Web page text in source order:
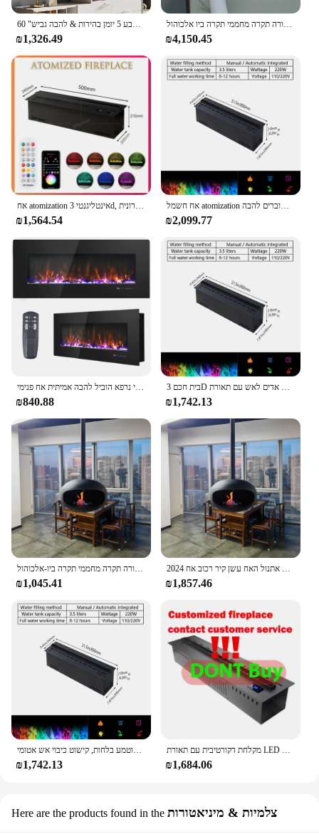
60 "קיר הר חשמל, נירוסטה קיר תלוי אח עם שלט, 6 צבע 5 יומן בהירות & להבה גביש
₪1,326.49
מודרני חימום קישוט אש אמיתי אח תלייה מקורה תקרה מחממי תקרה ביו אלכוהול
₪4,150.45
אח atomization אינטליגנטי 3d, קישוט הבית תנור מותקן קיר, אדים אלקטרוני אדים אלקטרונית
₪1,564.54
אח חשמל atomization קמין 3 מים מים שוברים להבה atomization אש דם משתמש רק במים נקיים, כך שאין סיכון לאש. בהשוואה לאש עץ מסורתי וגז, הלהבות יכולות לגעת ולא להציג סכנה לילדים או חיות מחמד.ריאליסטית, עם מים ושליטה מרחוק
₪2,099.77
חלומית 42 אינץ 'קיר אבן רכוב לא עבור אח חשמלי נרפא הוביל להבה אמיתית אח פנימי
₪840.88
בית חכם 3D מכשיר לחות אדים לאש עם תאורת LED, להבה דקורטיבית לקיר הטלוויזיה, צליל של עץ אש שבור, מכשיר חשמלי לאש
₪1,742.13
₪1,045.41 ₪1,857.46
₪1,742.13 ₪1,684.06
Here are the products found in the צלמיות & מיניאטורות